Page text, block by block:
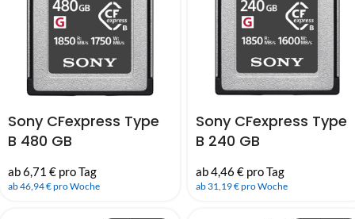
Sony CFexpress Type
B 480 GB
CEB-G
ab 6,71 € pro Tag
ab 46,94 € pro Woche
Sony CFexpress Type
B 240 GB
CEB-G
ab 4,46 € pro Tag
ab 31,19 € pro Woche